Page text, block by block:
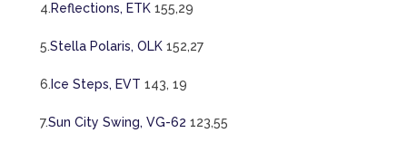
4.Reflections, ETK 155,29
5.Stella Polaris, OLK 152,27
6. Ice Steps, EVT 143, 19
7.Sun City Swing, VG-62 123,55